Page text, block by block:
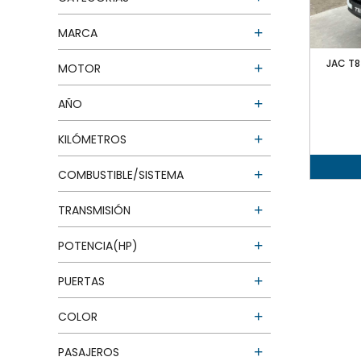
MARCA
MOTOR
AÑO
KILÓMETROS
COMBUSTIBLE/SISTEMA
TRANSMISIÓN
POTENCIA(HP)
PUERTAS
COLOR
PASAJEROS
JAC T8